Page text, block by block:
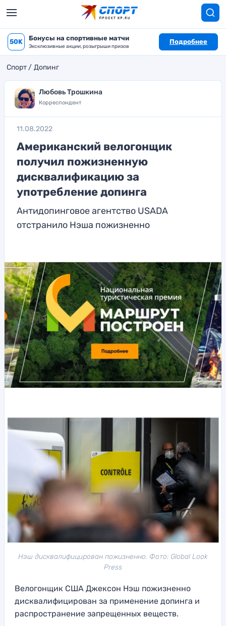
50K Бонусы на спортивные матчи
Эксклюзивные акции, розыгрыши призов
Подробнее
Спорт Допинг
Любовь Трошкина
Корреспондент
11.08.2022
Американский велогонщик
получил пожизненную
дисквалификацию за
употребление допинга
Антидопинговое агентство USADA
отстранило Нэша пожизненно
Нэш дисквалифицирован пожизненно. Фото: Global Look
Press
Велогонщик США Джексон Нэш пожизненно
дисквалифицирован за применение допинга и
распространение запрещенных веществ.